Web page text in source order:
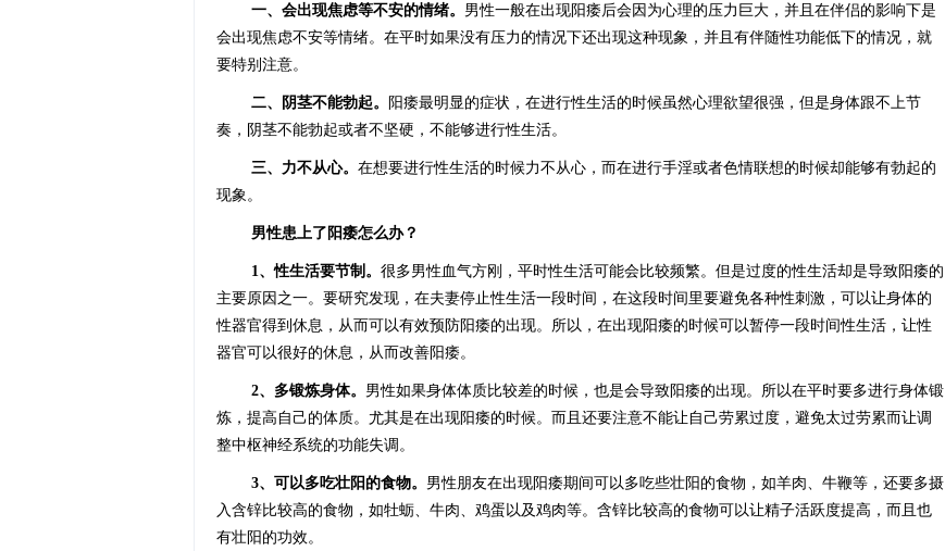
一、会出现焦虑等不安的情绪。 男性一般在出现阳痿后会因为心理的压力巨大，并且在伴侣的影响下是
会出现焦虑不安等情绪。在平时如果没有压力的情况下还出现这种现象，并且有伴随性功能低下的情况，就
要特别注意。
二、阴茎不能勃起。 阳痿最明显的症状，在进行性生活的时候虽然心理欲望很强，但是身体跟不上节
奏，阴茎不能勃起或者不坚硬，不能够进行性生活。
三、力不从心。 在想要进行性生活的时候力不从心，而在进行手淫或者色情联想的时候却能够有勃起的
现象。
男性患上了阳痿怎么办？
1、性生活要节制。 很多男性血气方刚，平时性生活可能会比较频繁。但是过度的性生活却是导致阳痿的
主要原因之一。要研究发现，在夫妻停止性生活一段时间，在这段时间里要避免各种性刺激，可以让身体的
性器官得到休息，从而可以有效预防阳痿的出现。所以，在出现阳痿的时候可以暂停一段时间性生活，让性
器官可以很好的休息，从而改善阳痿。
2、多锻炼身体。 男性如果身体体质比较差的时候，也是会导致阳痿的出现。所以在平时要多进行身体锻
炼，提高自己的体质。尤其是在出现阳痿的时候。而且还要注意不能让自己劳累过度，避免太过劳累而让调
整中枢神经系统的功能失调。
3、可以多吃壮阳的食物。 男性朋友在出现阳痿期间可以多吃些壮阳的食物，如羊肉、牛鞭等，还要多摄
入含锌比较高的食物，如牡蛎、牛肉、鸡蛋以及鸡肉等。含锌比较高的食物可以让精子活跃度提高，而且也
有壮阳的功效。